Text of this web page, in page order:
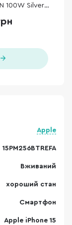
100W Silver
Apple
15PM256BTREFA
Вживаний
хороший стан
Смартфон
Apple iPhone 15